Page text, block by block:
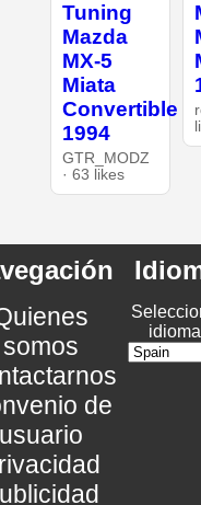
Tuning
Mazda
MX-5
Miata
Convertible
1994
GTR_MODZ
· 63 likes
somos
de